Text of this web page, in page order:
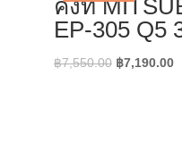
คงที่
EP-305 Q5
฿7,550.00 Original
฿7,190.00